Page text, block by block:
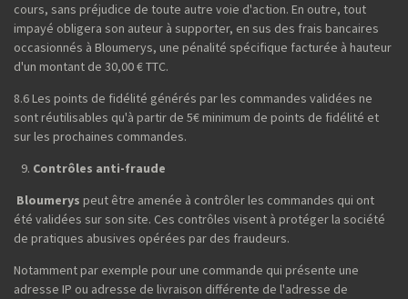
cours, sans préjudice de toute autre voie d'action. En outre, tout
impayé obligera son auteur à supporter, en sus des frais bancaires
occasionnés à Bloumerys, une pénalité spécifique facturée à hauteur
d'un montant de 30,00 € TTC.
8.6 Les points de fidélité générés par les commandes validées ne
sont réutilisables qu'à partir de 5€ minimum de points de fidélité et
sur les prochaines commandes.
Contrôles anti-fraude
Bloumerys peut être amenée à contrôler les commandes qui ont
été validées sur son site. Ces contrôles visent à protéger la société
de pratiques abusives opérées par des fraudeurs.
Notamment par exemple pour une commande qui présente une
adresse IP ou adresse de livraison différente de l'adresse de